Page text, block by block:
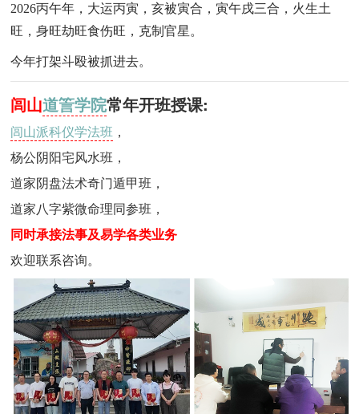
2026丙午年，大运丙寅，亥被寅合，寅午戌三合，火生土
旺，身旺劫旺食伤旺，克制官星。
今年打架斗殴被抓进去。
闾山道䇾学院常年开班授课:
闾山派科仪学法班 ，
杨公阴阳宅风水班 ，
道家阴盘法术奇门遁甲班 ，
道家八字紫微命理同参班 ，
同时承接法事及易学各类业务
欢迎联系咨询。